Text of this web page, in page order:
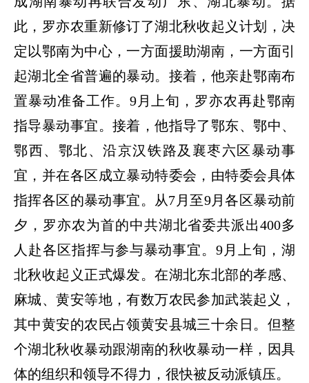
此，罗亦农重新修订了湖北秋收起义计划，决
定以鄂南为中心，一方面援助湖南，一方面引
起湖北全省普遍的暴动。接着，他亲赴鄂南布
置暴动准备工作。 9月上旬，罗亦农再赴鄂南
指导暴动事宜。接着，他指导了鄂东、鄂中、
鄂西、鄂北、沿京汉铁路及襄枣六区暴动事
宜，并在各区成立暴动特委会，由特委会具体
指挥各区的暴动事宜。从7 月至9月各区暴动前
夕，罗亦农为首的中共湖北省委共派出400多
人赴各区指挥与参与暴动事宜。9 月上旬，湖
北秋收起义正式爆发。在湖北东北部的孝感、
麻城、黄安等地，有数万农民参加武装起义，
其中黄安的农民占领黄安县城三十余日。但整
个湖北秋收暴动跟湖南的秋收暴动一样，因具
体的组织和领导不得力，很快被反动派镇压。